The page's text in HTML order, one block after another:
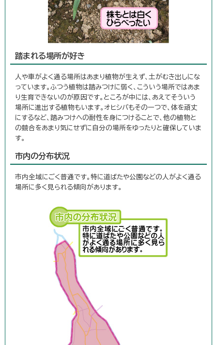
踏まれる場所が好き
人や車がよく通る場所はあまり植物が生えず、土がむき出しにな
っています。ふつう植物は踏みつけに弱く、こういう場所ではあま
り生育できないのが原因です。ところが中には、あえてそういう
場所に進出する植物もいます。オヒシバもその一つで、体を頑丈
にするなど、踏みつけへの耐性を身につけることで、他の植物と
の競合をあまり気にせずに自分の場所をゆったりと確保していま
す。
市内の分布状況
市内全域にごく普通です。特に道ばたや公園などの人がよく通る
場所に多く見られる傾向があります。